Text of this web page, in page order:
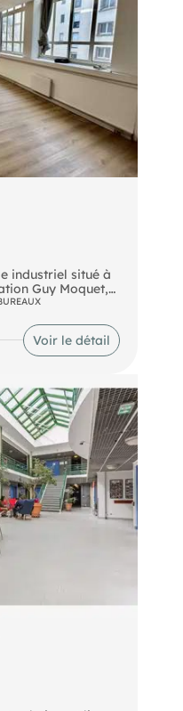
industriel situé à
Guy Moquet,
la location des
GUY MOQUET
Périphérique -
Voir le détail